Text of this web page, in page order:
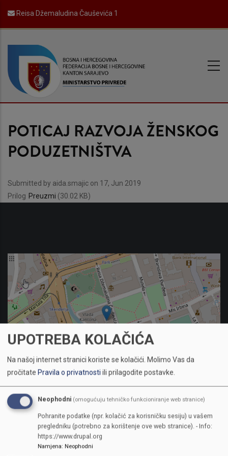
main
content
Reisa Džemaludina Čauševića 1
POTICAJ RAZVOJA ŽENSKOG
PODUZETNIŠTVA
Submitted by aida.smajic on 17, Jun 2019
Prilog Preuzmi (30.02 KB)
Sarajevo, Reisa Džemaludina Čauševića 1
+387(0)33 562-122
387(0)33 562-226
UPOTREBA KOLAČIĆA
Na našoj internet stranici koriste se kolačići. Molimo Vas da
pročitate Pravila o privatnostiili prilagodite postavke.
Neophodni (omogućuju tehničko funkcioniranje web stranice)
Pohranite podatke (npr. kolačić za korisničku sesiju) u vašem
pregledniku (potrebno za korištenje ove web stranice). - Info:
https://www.drupal.org
Namjena: Neophodni